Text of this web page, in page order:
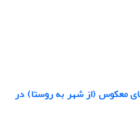
معکوس (از شهر به روستا) در